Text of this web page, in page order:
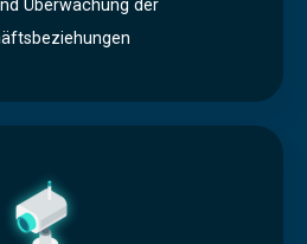
r
e
e
Überwachung der
r
a